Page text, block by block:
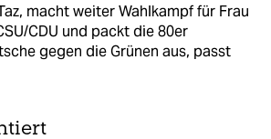
macht weiter Wahlkampf für Frau
CDU und packt die 80er
gegen die Grünen aus, passt